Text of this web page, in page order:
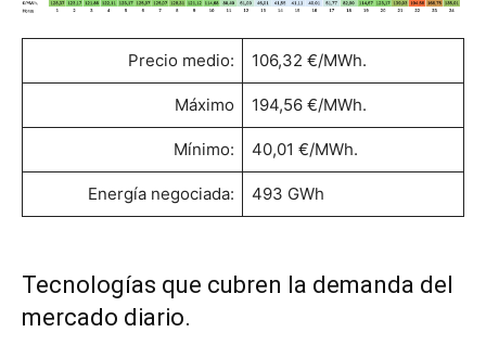
Precio medio: 106,32 €/MWh.
Máximo 194,56 €/MWh.
Mínimo: 40,01 €/MWh.
Energía negociada: 493 GWh
Tecnologías que cubren la demanda del
mercado diario.